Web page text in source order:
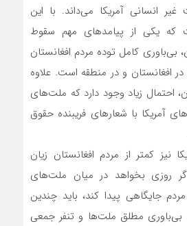
انسانی آمریکا می‌داند. با این
که یکی از پیامدهای مهم سقوط
بی‌باوری کامل توده مردم افغانستان
افغانستان و در منطقه است. علاوه
احتمال زیاد وجود دارد که ملت‌های
آمریکا با شعارهای فریبنده حقوق
نیز کمتر از مردم افغانستان زیان
روزی بخواهد در میان ملت‌های
جایگاهی پیدا کند، باید چندین
بی‌باوری مطلق ملت‌ها و تنفر جمعی